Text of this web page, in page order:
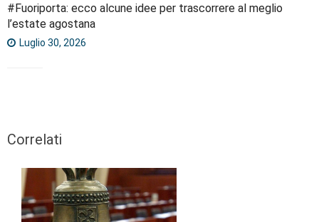
#Fuoriporta: ecco alcune idee per trascorrere al meglio
l’estate agostana
Luglio 30, 2026
Correlati